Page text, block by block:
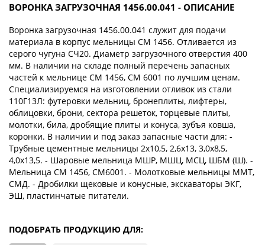
ВОРОНКА ЗАГРУЗОЧНАЯ 1456.00.041 - ОПИСАНИЕ
Воронка загрузочная 1456.00.041 служит для подачи
материала в корпус мельницы СМ 1456. Отливается из
серого чугуна СЧ20. Диаметр загрузочного отверстия 400
мм. В наличии на складе полный перечень запасных
частей к мельнице СМ 1456, СМ 6001 по лучшим ценам.
Специализируемся на изготовлении отливок из стали
110Г13Л: футеровки мельниц, бронеплиты, лифтеры,
облицовки, брони, сектора решеток, торцевые плиты,
молотки, била, дробящие плиты и конуса, зубъя ковша,
коронки. В наличии и под заказ запасные части для: -
Трубные цементные мельницы 2х10,5, 2,6х13, 3,0х8,5,
4,0х13,5. - Шаровые мельница МШР, МШЦ, МСЦ, ШБМ (Ш). -
Мельница СМ 1456, СМ6001. - Молотковые мельницы ММТ,
СМД. - Дробилки щековые и конусные, экскаваторы ЭКГ,
ЭШ, пластинчатые питатели.
ПОДОБРАТЬ ПРОДУКЦИЮ ДЛЯ: